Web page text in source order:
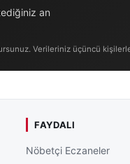
an
Verileriniz üçüncü
FAYDALI
Nöbetçi Eczaneler